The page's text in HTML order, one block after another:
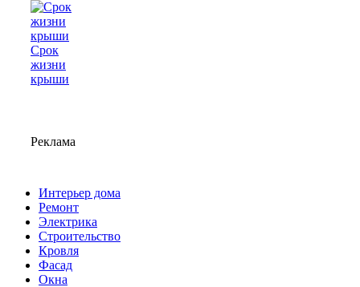
Срок
жизни
крыши
Реклама
Интерьер дома
Ремонт
Электрика
Строительство
Кровля
Фасад
Окна